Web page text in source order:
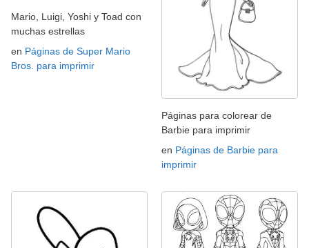
Mario, Luigi, Yoshi y Toad con
muchas estrellas
en Páginas de Super Mario
Bros. para imprimir
Páginas para colorear de
Barbie para imprimir
en Páginas de Barbie para
imprimir